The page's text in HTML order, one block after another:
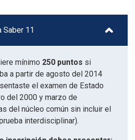
Saber 11
mínimo 250 puntos si
a partir de agosto del 2014
el examen de Estado
del 2000 y marzo de
del núcleo común sin incluir el
interdisciplinar).